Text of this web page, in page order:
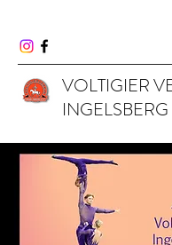
VOLTIGIER
INGELSBERG